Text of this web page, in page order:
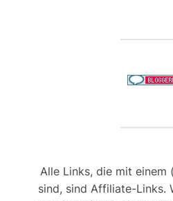
Alle Links, die mit einem
sind, sind Affiliate-Links.